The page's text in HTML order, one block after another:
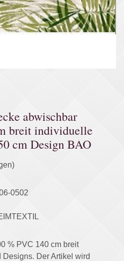
abwischbar
breit individuelle
cm Design BAO
0502
% PVC 140 cm breit
Der Artikel wird